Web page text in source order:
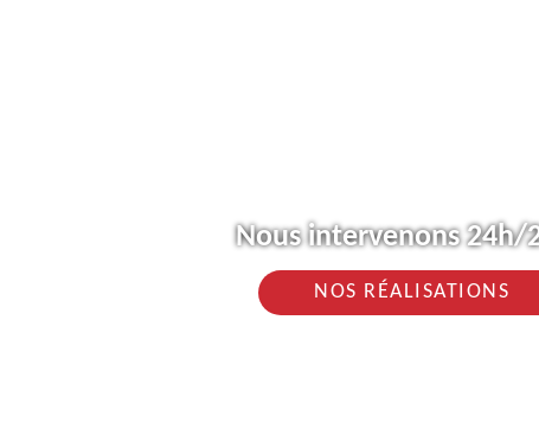
Nous intervenons 24h/
NOS RÉALISATIONS